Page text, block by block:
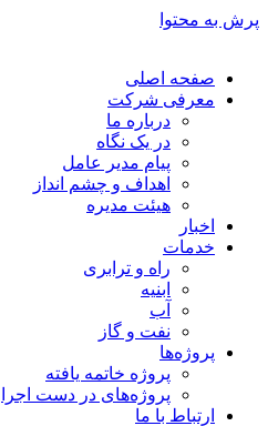
پرش به محتوا
صفحه اصلی
معرفی شرکت
درباره ما
در یک نگاه
پیام مدیر عامل
اهداف و چشم انداز
هیئت مدیره
اخبار
خدمات
راه و ترابری
ابنیه
آب
نفت و گاز
پروژه‌ها
پروژه خاتمه یافته
پروژه‌های در دست اجرا
ارتباط با ما